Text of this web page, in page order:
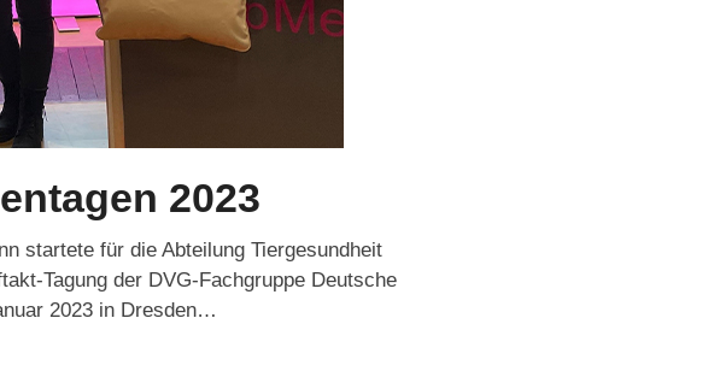
2023
startete für die Abteilung Tiergesundheit
Tagung der DVG-Fachgruppe Deutsche
2023 in Dresden…